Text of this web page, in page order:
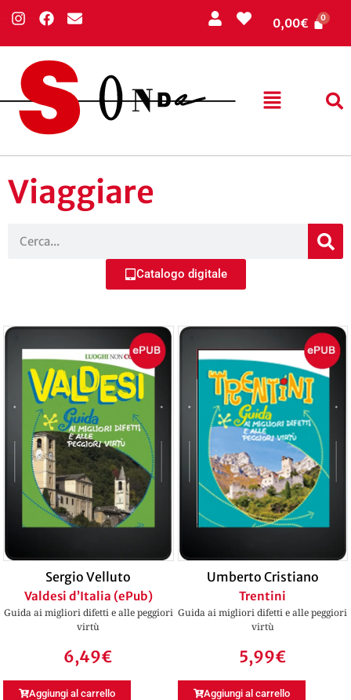
0,00€
Viaggiare
Catalogo digitale
Sergio Velluto
Valdesi d’Italia (ePub)
Guida ai migliori difetti e alle peggiori
virtù
6,49€
Aggiungi al carrello
Umberto Cristiano
Trentini
Guida ai migliori difetti e alle peggiori
virtù
5,99€
Aggiungi al carrello